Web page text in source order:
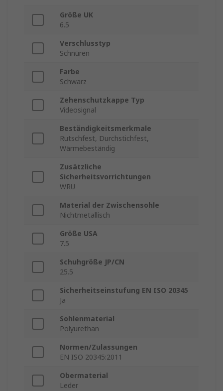
Größe UK
6.5
Verschlusstyp
Schnüren
Farbe
Schwarz
Zehenschutzkappe Typ
Videosignal
Beständigkeitsmerkmale
Rutschfest, Durchstichfest,
Wärmebeständig
Zusätzliche
Sicherheitsvorrichtungen
WRU
Material der Zwischensohle
Nichtmetallisch
Größe USA
7.5
Schuhgröße JP/CN
25.5
Sicherheitseinstufung EN ISO 20345
Ja
Sohlenmaterial
Polyurethan
Normen/Zulassungen
EN ISO 20345:2011
Obermaterial
Leder